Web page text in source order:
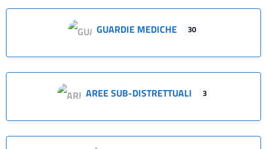
GUARDIE MEDICHE 30
AREE SUB-DISTRETTUALI 3